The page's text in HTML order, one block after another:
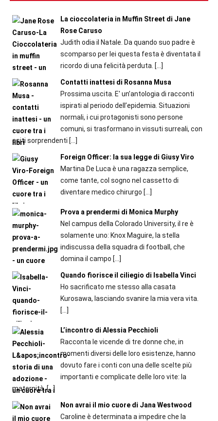
La cioccolateria in Muffin Street di Jane
Rose Caruso
Judith odia il Natale. Da quando suo padre è
scomparso per lei questa festa è diventata il
ricordo di una felicità perduta. […]
Contatti inattesi di Rosanna Musa
Prossima uscita. E' un’antologia di racconti
ispirati al periodo dell’epidemia. Situazioni
normali, i cui protagonisti sono persone
comuni, si trasformano in vissuti surreali, con
esiti sorprendenti […]
Foreign Officer: la sua legge di Giusy Viro
Martina De Luca è una ragazza semplice,
come tante, col sogno nel cassetto di
diventare medico chirurgo […]
Prova a prendermi di Monica Murphy
Nel campus della Colorado University, il re è
solamente uno: Knox Maguire, la stella
indiscussa della squadra di football, che
domina il campo […]
Quando fiorisce il ciliegio di Isabella Vinci
Ho sacrificato me stesso alla casata
Kurosawa, lasciando svanire la mia vera vita.
[…]
L’incontro di Alessia Pecchioli
Racconta le vicende di tre donne che, in
momenti diversi delle loro esistenze, hanno
dovuto fare i conti con una delle scelte più
importanti e complicate delle loro vite: la
maternità.[…]
Non avrai il mio cuore di Jana Westwood
Caroline è determinata a impedire che la